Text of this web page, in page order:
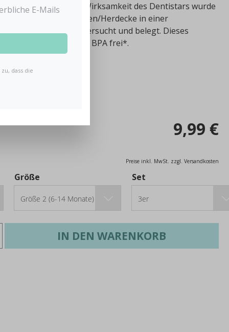
wurde. Die Wirksamkeit des Dentistars wurde
der Universität Witten/Herdecke in einer
wissenschaftlich untersucht und belegt. Dieses
Made in Germany. BPA frei*.
9,99 €
Preise inkl. MwSt. zzgl. Versandkosten
Größe
Größe 2 (6-14 Monate)
Set
3er
IN DEN WARENKORB
E-Mails
dass die